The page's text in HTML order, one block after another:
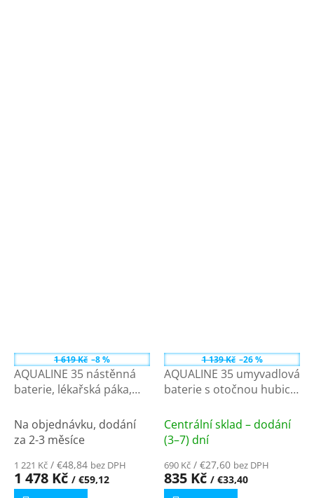
1 619 Kč –8 %
AQUALINE 35 nástěnná
baterie, lékařská páka,
220mm, chrom 52144
Na objednávku, dodání
za 2-3 měsíce
1 221 Kč / €48,84 bez DPH
1 478 Kč / €59,12
1 139 Kč –26 %
AQUALINE 35 umyvadlová
baterie s otočnou hubicí,
54196
Centrální sklad – dodání
(3–7) dní
690 Kč / €27,60 bez DPH
835 Kč / €33,40